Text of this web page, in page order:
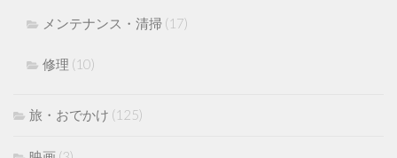
メンテナンス・清掃 (17)
修理 (10)
旅・おでかけ (125)